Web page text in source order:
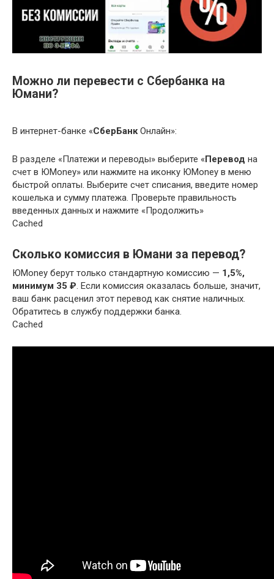
Можно ли перевести с Сбербанка на
Юмани?
В интернет-банке «СберБанкОнлайн»:
В разделе «Платежи и переводы» выберите «Перевод на
счет в ЮMoney» или нажмите на иконку ЮMoney в меню
быстрой оплаты. Выберите счет списания, введите номер
кошелька и сумму платежа. Проверьте правильность
введенных данных и нажмите «Продолжить»
Cached
Сколько комиссия в Юмани за перевод?
ЮMoney берут только стандартную комиссию — 1,5%,
минимум 35 ₽. Если комиссия оказалась больше, значит,
ваш банк расценил этот перевод как снятие наличных.
Обратитесь в службу поддержки банка.
Cached